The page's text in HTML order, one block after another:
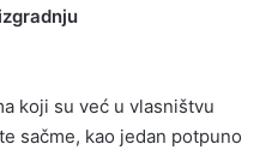
koji su već u vlasništvu
sačme, kao jedan potpuno